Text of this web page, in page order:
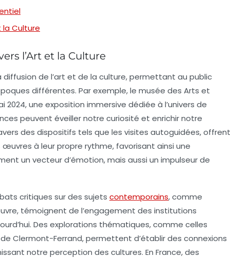
la Culture
l’Art et la Culture
de l’art et de la culture, permettant au public
différentes. Par exemple, le musée des Arts et
2024, une exposition immersive dédiée à l’univers de
peuvent éveiller notre curiosité et enrichir notre
des dispositifs tels que les visites autoguidées, offrent
à leur propre rythme, favorisant ainsi une
un vecteur d’émotion, mais aussi un impulseur de
critiques sur des sujets contemporains, comme
, témoignent de l’engagement des institutions
Des explorations thématiques, comme celles
Clermont-Ferrand, permettent d’établir des connexions
notre perception des cultures. En France, des